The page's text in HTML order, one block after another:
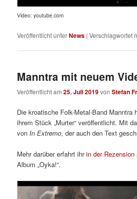
Video: youtube.com
Veröffentlicht unterNews |Verschlagwortet
Manntra mit neuem
Veröffentlicht am25. Juli 2019vonStefan
Die kroatische Folk-Metal-Band Manntra
ihrem Stück „Murter“ veröffentlicht. Mit
vonIn Extremo, der auch den Text
Mehr darüber erfahrt ihrin der Rezension
Album „Oyka!“.